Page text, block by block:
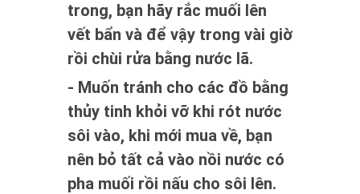
trong, bạn hãy rắc muối lên
vết bẩn và để vậy trong vài giờ
rồi chùi rửa bằng nước lã.
- Muốn tránh cho các đồ bằng
thủy tinh khỏi vỡ khi rót nước
sôi vào, khi mới mua về, bạn
nên bỏ tất cả vào nồi nước có
pha muối rồi nấu cho sôi lên.